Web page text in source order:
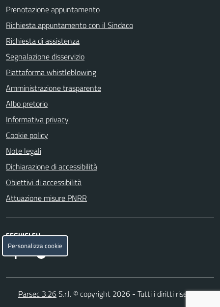
Prenotazione appuntamento
Richiesta appuntamento con il Sindaco
Richiesta di assistenza
Segnalazione disservizio
Piattaforma whistleblowing
Amministrazione trasparente
Albo pretorio
Informativa privacy
Cookie policy
Note legali
Dichiarazione di accessibilità
Obiettivi di accessibilità
Attuazione misure PNRR
SEGUICI SU
FacebookTelegram
Parsec 3.26S.r.l. © copyright 2026 - Tutti i diritti riservati
Personalizza cookie